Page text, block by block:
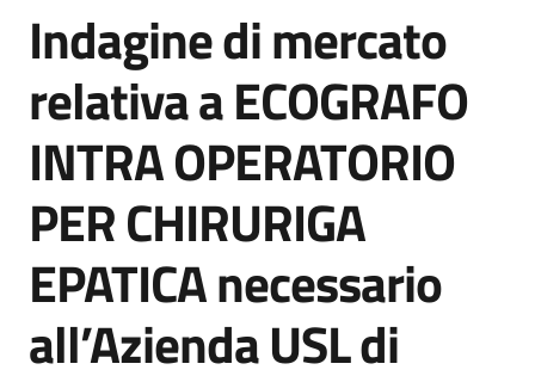
e
strumenti
acquisto
Supporto
Piattaforme
telematiche
Salta al contenuto
Indagine di mercato
relativa a ECOGRAFO
INTRA OPERATORIO
PER CHIRURIGA
EPATICA necessario
all’Azienda USL di